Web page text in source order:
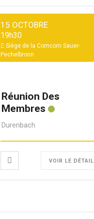
15 OCTOBRE
19h30
Siège de la Comcom Sauer-
Pechelbronn
Réunion Des
Membres
Durenbach
VOIR LE DÉTAIL